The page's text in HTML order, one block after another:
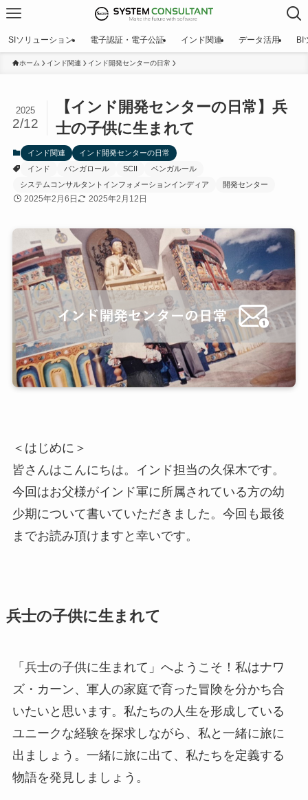
SIソリューション 電子認証・電子公証 インド関連 データ活用 BI
ホーム インド関連 インド開発センターの日常
【インド開発センターの日常】兵
士の子供に生まれて
2025
2/12
インド関連
インド開発センターの日常
インド
バンガロール SCII
ベンガルール
システムコンサルタントインフォメーションインディア
開発センター
2025年2月6日 2025年2月12日
＜はじめに＞
皆さんはこんにちは。インド担当の久保木です。
今回はお父様がインド軍に所属されている方の幼
少期について書いていただきました。今回も最後
までお読み頂けますと幸いです。
兵士の子供に生まれて
「兵士の子供に生まれて」へようこそ！私はナワ
ズ・カーン、軍人の家庭で育った冒険を分かち合
いたいと思います。私たちの人生を形成している
ユニークな経験を探求しながら、私と一緒に旅に
出ましょう。一緒に旅に出て、私たちを定義する
物語を発見しましょう。